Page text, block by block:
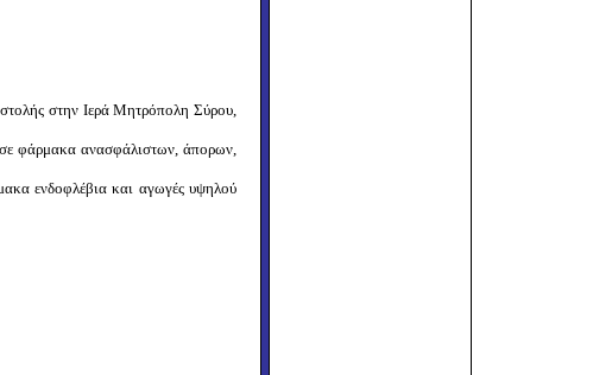
στην Ιερά Μητρόπολη Σύρου,
φάρμακα ανασφάλιστων, άπορων,
ενδοφλέβια και αγωγές υψηλού